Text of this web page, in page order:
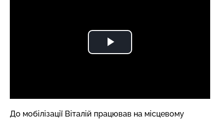
До мобілізації Віталій працював на місцевому